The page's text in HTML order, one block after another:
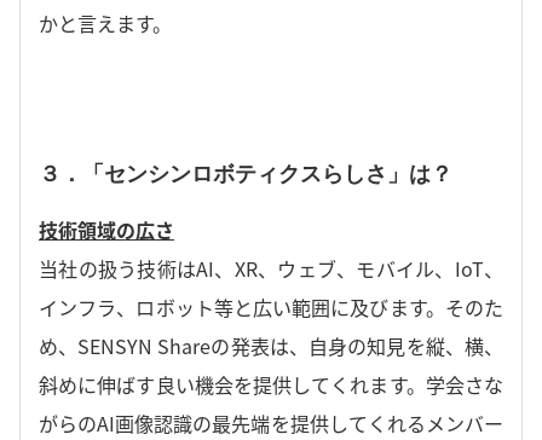
かと言えます。
３．「センシンロボティクスらしさ」は？
技術領域の広さ
当社の扱う技術はAI、XR、ウェブ、モバイル、IoT、
インフラ、ロボット等と広い範囲に及びます。そのた
め、SENSYN Shareの発表は、自身の知見を縦、横、
斜めに伸ばす良い機会を提供してくれます。学会さな
がらのAI画像認識の最先端を提供してくれるメンバー